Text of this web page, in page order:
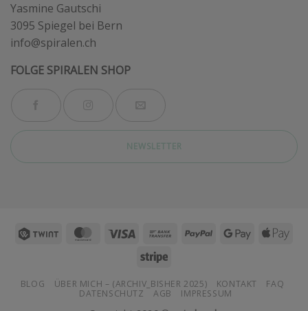
Yasmine Gautschi
3095 Spiegel bei Bern
info@spiralen.ch
FOLGE SPIRALEN SHOP
NEWSLETTER
Twint MasterCard
Visa
Bank
PayPal
Google
Stripe
BLOG ÜBER MICH – (ARCHIV_BISHER 2025) KONTAKT
FAQ
DATENSCHUTZ
AGB IMPRESSUM